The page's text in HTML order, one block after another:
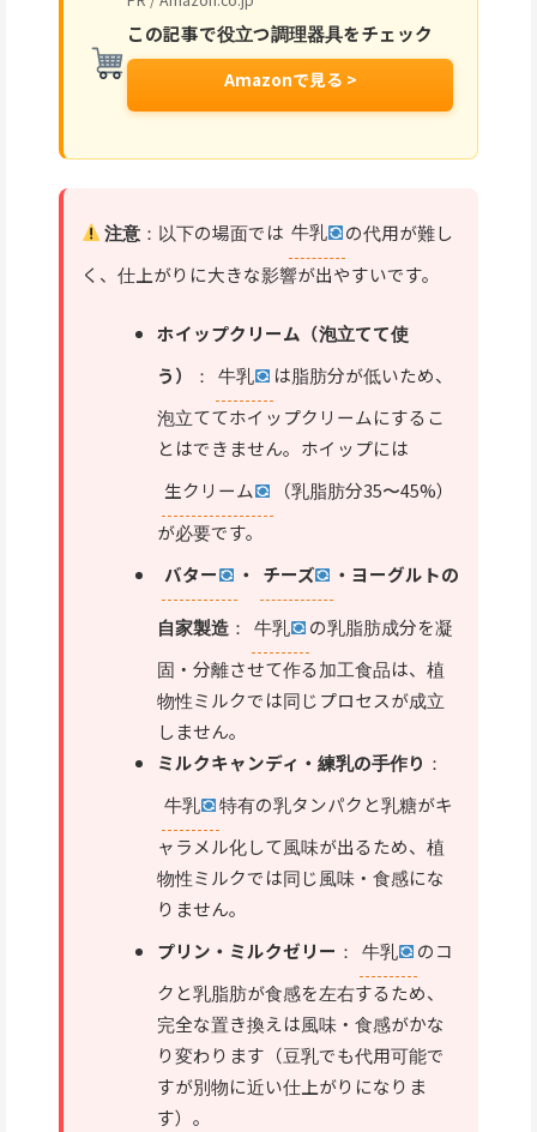
この記事で役立つ調理器具をチェック
Amazonで見る >
注意 ：以下の場面では 牛乳
の代用が難し
く、仕上がりに大きな影響が出やすいです。
ホイップクリーム（泡立てて使
う）
： 牛乳
は脂肪分が低いため、
泡立ててホイップクリームにするこ
とはできません。ホイップには
生クリーム
（乳脂肪分35〜45%）
が必要です。
バター
・ チーズ ・ヨーグルトの
自家製造 ： 牛乳
の乳脂肪成分を凝
固・分離させて作る加工食品は、植
物性ミルクでは同じプロセスが成立
しません。
ミルクキャンディ・練乳の手作り ：
牛乳
特有の乳タンパクと乳糖がキ
ャラメル化して風味が出るため、植
物性ミルクでは同じ風味・食感にな
りません。
プリン・ミルクゼリー ： 牛乳
のコ
クと乳脂肪が食感を左右するため、
完全な置き換えは風味・食感がかな
り変わります（豆乳でも代用可能で
すが別物に近い仕上がりになりま
す）。